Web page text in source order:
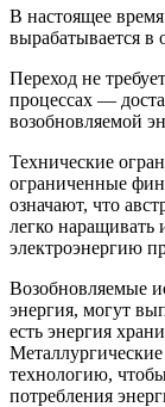
В настоящее
вырабатывается в
Переход не
процессах —
возобновляемой
Технические
ограниченные
означают, что
легко
электроэнергию
Возобновляемые
энергия, могут
есть энергия
технологию,
потребления